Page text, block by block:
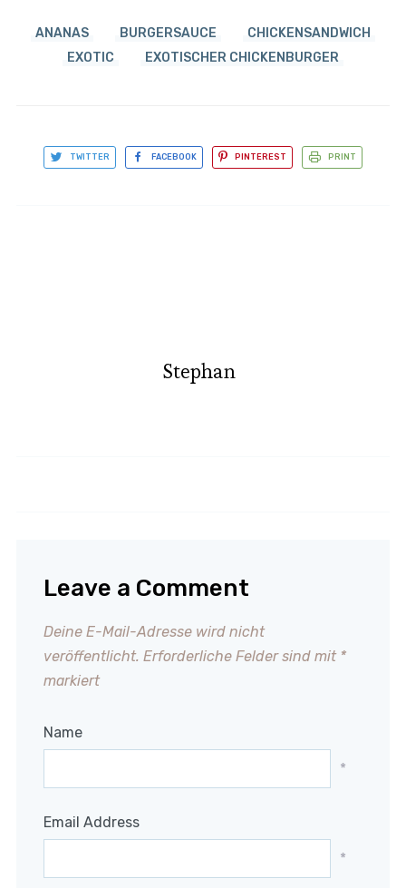
ANANAS BURGERSAUCE
CHICKENSANDWICH
EXOTIC
EXOTISCHER CHICKENBURGER
TWITTER FACEBOOK PINTEREST PRINT
Stephan
Leave a Comment
Deine E-Mail-Adresse wird nicht
veröffentlicht. Erforderliche Felder sind mit *
markiert
Name
*
Email Address
*